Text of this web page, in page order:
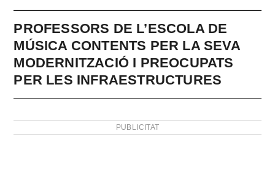
PROFESSORS DE L’ESCOLA DE
MÚSICA CONTENTS PER LA SEVA
MODERNITZACIÓ I PREOCUPATS
PER LES INFRAESTRUCTURES
PUBLICITAT